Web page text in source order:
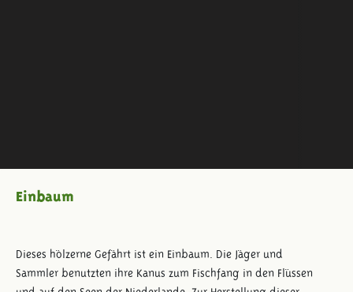
Einbaum
Dieses hölzerne Gefährt ist ein Einbaum. Die Jäger und
Sammler benutzten ihre Kanus zum Fischfang in den Flüssen